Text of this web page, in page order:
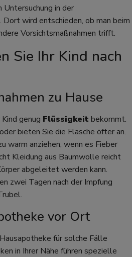
Untersuchung in der
Dort wird entschieden, ob man beim
Vorsichtsmaßnahmen trifft.
Sie Ihr Kind nach
zu Hause
genug Flüssigkeit bekommt.
bieten Sie die Flasche öfter an.
warm anziehen, wenn es Fieber
Kleidung aus Baumwolle reicht
abgeleitet werden kann.
zwei Tagen nach der Impfung
vor Ort
für solche Fälle
in Ihrer Nähe führen spezielle